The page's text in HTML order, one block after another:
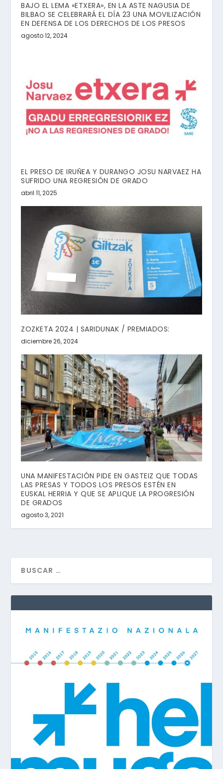
BAJO EL LEMA «ETXERA», EN LA ASTE NAGUSIA DE
BILBAO SE CELEBRARÁ EL DÍA 23 UNA MOVILIZACIÓN
EN DEFENSA DE LOS DERECHOS DE LOS PRESOS
agosto 12, 2024
EL PRESO DE IRUÑEA Y DURANGO JOSU NARVAEZ HA
SUFRIDO UNA REGRESIÓN DE GRADO
abril 11, 2025
ZOZKETA 2024 | SARIDUNAK / PREMIADOS:
diciembre 26, 2024
UNA MANIFESTACIÓN PIDE EN GASTEIZ QUE TODAS
LAS PRESAS Y TODOS LOS PRESOS ESTÉN EN
EUSKAL HERRIA Y QUE SE APLIQUE LA PROGRESIÓN
DE GRADOS
agosto 3, 2021